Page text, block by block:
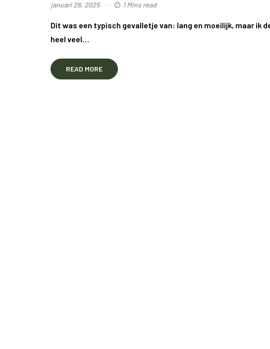
januari 26, 2025 1 Mins read
Dit was een typisch gevalletje van: lang en moeilijk, maar ik
heel veel…
READ MORE